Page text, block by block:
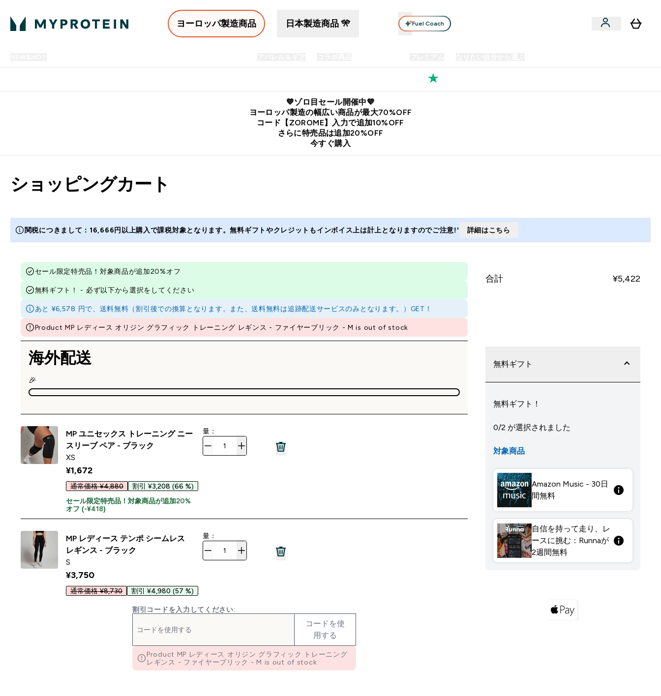
ヨーロッパ製造商品 日本製造商品 🎌 Fuel Coach
💙ゾロ目セール開催中💙
ヨーロッパ製造の幅広い商品が最大70%OFF
コード【ZOROME】入力で追加10%OFF
さらに特売品は追加20%OFF
今すぐ購入
ショッピングカート
関税につきまして：16,666円以上購入で課税対象となります。無料ギフトやクレジットもインボイス上は計上となりますのでご注意!' 詳細はこちら
セール限定特売品！対象商品が追加20%オフ
無料ギフト！ - 必ず以下から選択をしてください
あと ¥6,578 円で、送料無料（割引後での換算となります。また、送料無料は追跡配送サービスのみとなります。）GET！
Product MP レディース オリジン グラフィック トレーニング レギンス - ファイヤーブリック - M is out of stock
海外配送
🎉
MP ユニセックス トレーニング ニー
スリーブ ペア - ブラック
XS
¥1,672‎
通常価格 ¥4,880 割引 ¥3,208 (66 %)
セール限定特売品！対象商品が追加20%
オフ (-¥418)
量：
MP レディース テンポ シームレス
レギンス - ブラック
S
¥3,750‎
通常価格 ¥8,730 割引 ¥4,980 (57 %)
量：
割引コードを入力してください:
コードを使
用する
Product MP レディース オリジン グラフィック トレーニング
レギンス - ファイヤーブリック - M is out of stock
合計 ¥5,422‎
無料ギフト
無料ギフト！
0/2 が選択されました
対象商品
Amazon Music - 30日
間無料
自信を持って走り、レ
ースに挑む：Runnaが
2週間無料